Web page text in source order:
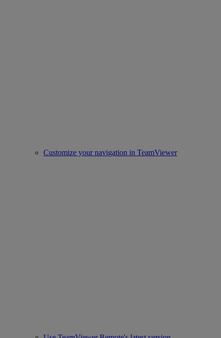
Customize your navigation in TeamViewer